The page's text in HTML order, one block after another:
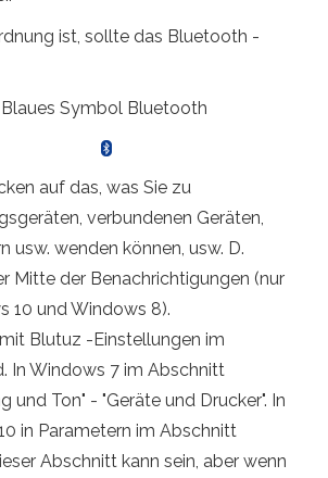
ist, sollte das Bluetooth -
Symbol Bluetooth
auf das, was Sie zu
verbundenen Geräten,
usw. wenden können, usw. D.
Mitte der Benachrichtigungen (nur
10 und Windows 8).
Blutuz -Einstellungen im
In Windows 7 im Abschnitt
und Ton" - "Geräte und Drucker". In
in Parametern im Abschnitt
Abschnitt kann sein, aber wenn